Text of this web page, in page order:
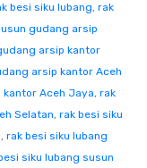
besi siku lubang, rak
gudang arsip
arsip kantor
arsip kantor Aceh
Aceh Jaya, rak
Selatan, rak besi siku
, rak besi siku lubang
siku lubang susun